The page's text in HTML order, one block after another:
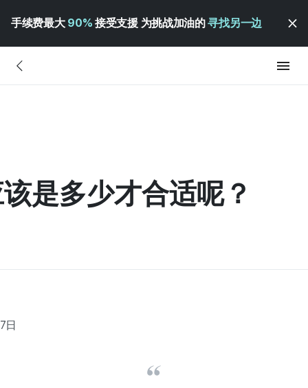
手续费最大 90% 接受支援 为挑战加油的寻找另一边
是多少才合适呢？
日